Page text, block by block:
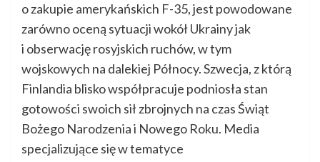
o zakupie amerykańskich F-35, jest powodowane
zarówno oceną sytuacji wokół Ukrainy jak
i obserwację rosyjskich ruchów, w tym
wojskowych na dalekiej Północy. Szwecja, z którą
Finlandia blisko współpracuje podniosła stan
gotowości swoich sił zbrojnych na czas Świąt
Bożego Narodzenia i Nowego Roku. Media
specjalizujące się w tematyce